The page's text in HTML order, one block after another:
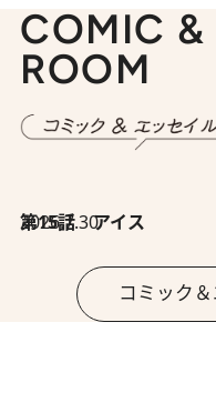
COMIC &
ROOM
2026.7.30
第15話 アイス
コミック